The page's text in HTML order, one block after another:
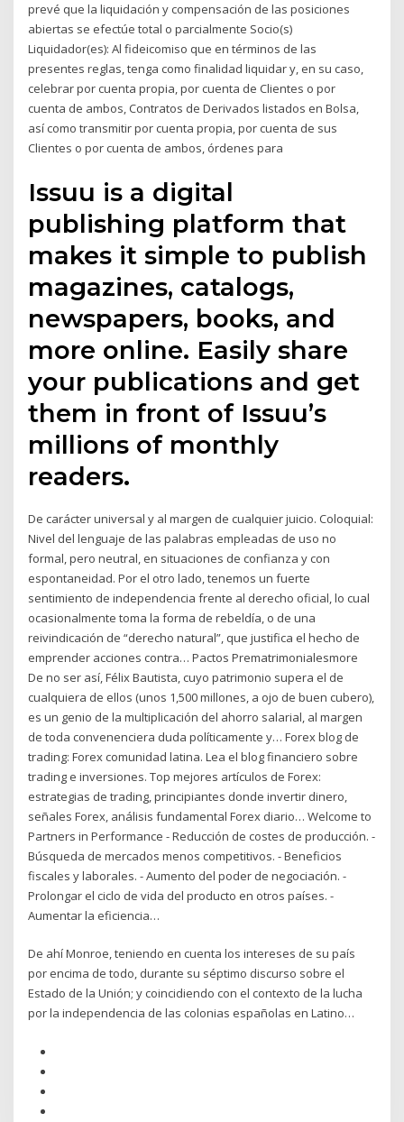
prevé que la liquidación y compensación de las posiciones
abiertas se efectúe total o parcialmente Socio(s)
Liquidador(es): Al fideicomiso que en términos de las
presentes reglas, tenga como finalidad liquidar y, en su caso,
celebrar por cuenta propia, por cuenta de Clientes o por
cuenta de ambos, Contratos de Derivados listados en Bolsa,
así como transmitir por cuenta propia, por cuenta de sus
Clientes o por cuenta de ambos, órdenes para
Issuu is a digital
publishing platform that
makes it simple to publish
magazines, catalogs,
newspapers, books, and
more online. Easily share
your publications and get
them in front of Issuu’s
millions of monthly
readers.
De carácter universal y al margen de cualquier juicio. Coloquial:
Nivel del lenguaje de las palabras empleadas de uso no
formal, pero neutral, en situaciones de confianza y con
espontaneidad. Por el otro lado, tenemos un fuerte
sentimiento de independencia frente al derecho oficial, lo cual
ocasionalmente toma la forma de rebeldía, o de una
reivindicación de “derecho natural”, que justifica el hecho de
emprender acciones contra… Pactos Prematrimonialesmore
De no ser así, Félix Bautista, cuyo patrimonio supera el de
cualquiera de ellos (unos 1,500 millones, a ojo de buen cubero),
es un genio de la multiplicación del ahorro salarial, al margen
de toda convenenciera duda políticamente y… Forex blog de
trading: Forex comunidad latina. Lea el blog financiero sobre
trading e inversiones. Top mejores artículos de Forex:
estrategias de trading, principiantes donde invertir dinero,
señales Forex, análisis fundamental Forex diario… Welcome to
Partners in Performance - Reducción de costes de producción. -
Búsqueda de mercados menos competitivos. - Beneficios
fiscales y laborales. - Aumento del poder de negociación. -
Prolongar el ciclo de vida del producto en otros países. -
Aumentar la eficiencia…
De ahí Monroe, teniendo en cuenta los intereses de su país
por encima de todo, durante su séptimo discurso sobre el
Estado de la Unión; y coincidiendo con el contexto de la lucha
por la independencia de las colonias españolas en Latino…